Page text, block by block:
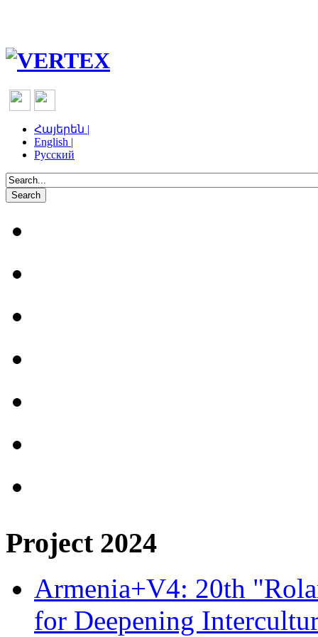
Հայերեն |
English |
Русский
Project 2024
Armenia+V4: 20th
for Deepening